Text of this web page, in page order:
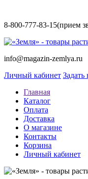
8-800-777-83-15(прием
info@magazin-zemlya.ru
Личный кабинет Задать
Главная
Каталог
Оплата
Доставка
О магазине
Контакты
Корзина
Личный кабинет